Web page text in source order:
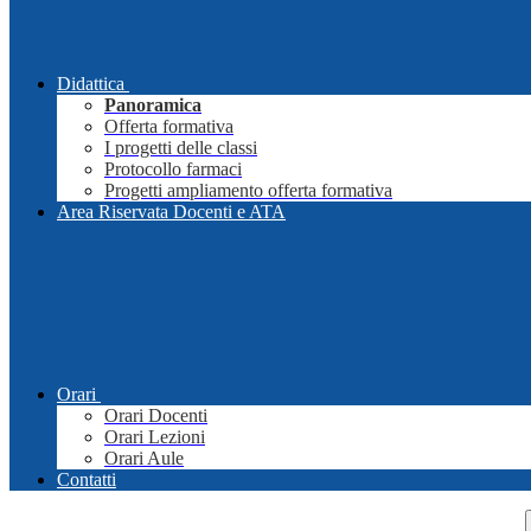
Didattica
Panoramica
Offerta formativa
I progetti delle classi
Protocollo farmaci
Progetti ampliamento offerta formativa
Area Riservata Docenti e ATA
Orari
Orari Docenti
Orari Lezioni
Orari Aule
Contatti